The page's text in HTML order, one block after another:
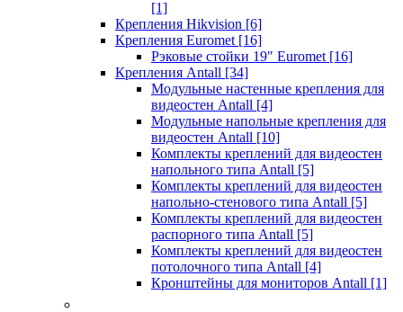
[1]
Крепления Hikvision [6]
Крепления Euromet [16]
Рэковые стойки 19" Euromet [16]
Крепления Antall [34]
Модульные настенные крепления для
видеостен Antall [4]
Модульные напольные крепления для
видеостен Antall [10]
Комплекты креплений для видеостен
напольного типа Antall [5]
Комплекты креплений для видеостен
напольно-стенового типа Antall [5]
Комплекты креплений для видеостен
распорного типа Antall [5]
Комплекты креплений для видеостен
потолочного типа Antall [4]
Кронштейны для мониторов Antall [1]